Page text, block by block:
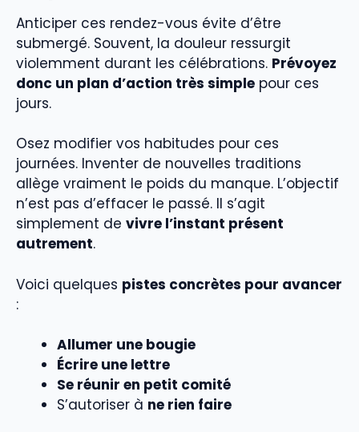
Anticiper ces rendez-vous évite d’être
submergé. Souvent, la douleur ressurgit
violemment durant les célébrations. Prévoyez
donc un plan d’action très simple pour ces
jours.
Osez modifier vos habitudes pour ces
journées. Inventer de nouvelles traditions
allège vraiment le poids du manque. L’objectif
n’est pas d’effacer le passé. Il s’agit
simplement de vivre l’instant présent
autrement.
Voici quelques pistes concrètes pour avancer
:
Allumer une bougie
Écrire une lettre
Se réunir en petit comité
S’autoriser à ne rien faire